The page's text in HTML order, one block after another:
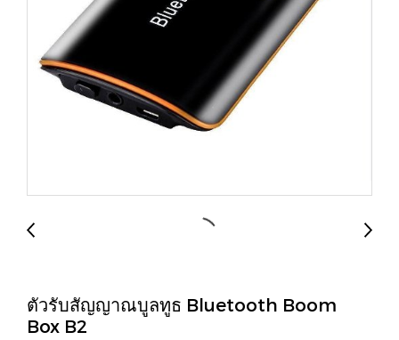
ตัวรับสัญญาณบูลทูธ Bluetooth Boom
Box B2